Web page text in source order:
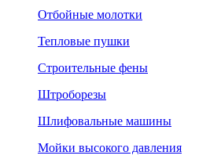
Отбойные молотки
Тепловые пушки
Строительные фены
Штроборезы
Шлифовальные машины
Мойки высокого давления